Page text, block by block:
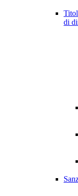
di